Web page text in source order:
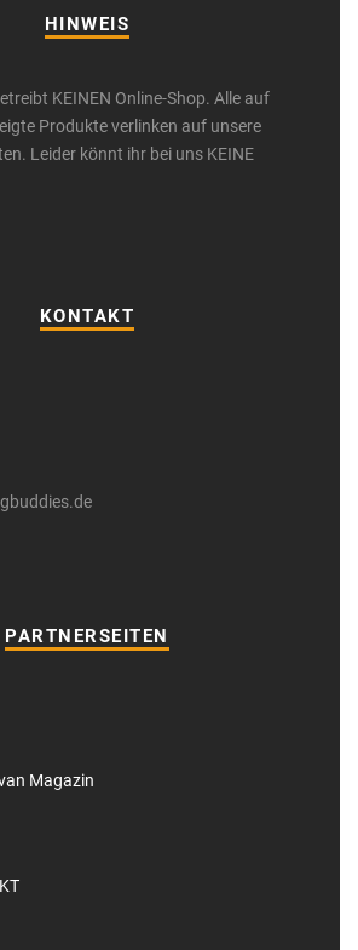
HINWEIS
KEINEN Online-Shop. Alle auf
Produkte verlinken auf unsere
Leider könnt ihr bei uns KEINE
KONTAKT
PARTNERSEITEN
Magazin